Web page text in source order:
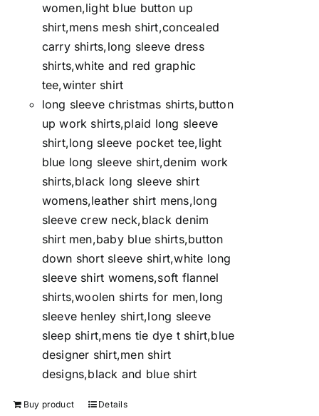
women,light blue button up
shirt,mens mesh shirt,concealed
carry shirts,long sleeve dress
shirts,white and red graphic
tee,winter shirt
long sleeve christmas shirts,button
up work shirts,plaid long sleeve
shirt,long sleeve pocket tee,light
blue long sleeve shirt,denim work
shirts,black long sleeve shirt
womens,leather shirt mens,long
sleeve crew neck,black denim
shirt men,baby blue shirts,button
down short sleeve shirt,white long
sleeve shirt womens,soft flannel
shirts,woolen shirts for men,long
sleeve henley shirt,long sleeve
sleep shirt,mens tie dye t shirt,blue
designer shirt,men shirt
designs,black and blue shirt
Buy product Details